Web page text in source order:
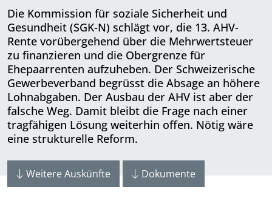
Die Kommission für soziale Sicherheit und
Gesundheit (SGK-N) schlägt vor, die 13. AHV-
Rente vorübergehend über die Mehrwertsteuer
zu finanzieren und die Obergrenze für
Ehepaarrenten auf­zu­heben. Der Schweizerische
Gewer­be­verband begrüsst die Absage an höhere
Lohnabgaben. Der Ausbau der AHV ist aber der
falsche Weg. Damit bleibt die Frage nach einer
tragfähigen Lösung weiterhin offen. Nötig wäre
eine strukturelle Reform.
Weitere Auskünfte Dokumente